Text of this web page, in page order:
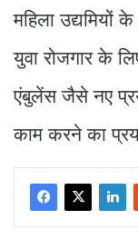
महिला उद्यमियों
युवा रोजगार के
एंबुलेंस जैसे नए
काम करने का